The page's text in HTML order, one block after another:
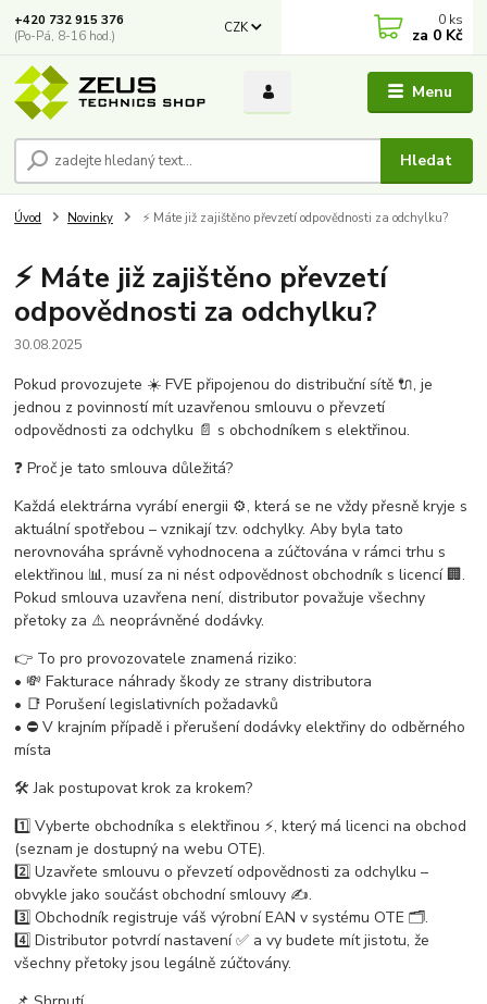
Menu
CZK
Hledat
+420 732 915 376
(Po-Pá, 8-16 hod.)
0 ks
za 0 Kč
Úvod Novinky ⚡ Máte již zajištěno převzetí odpovědnosti za odchylku?
⚡ Máte již zajištěno převzetí
odpovědnosti za odchylku?
30.08.2025
Pokud provozujete ☀️ FVE připojenou do distribuční sítě 🔌, je
jednou z povinností mít uzavřenou smlouvu o převzetí
odpovědnosti za odchylku 📄 s obchodníkem s elektřinou.
❓ Proč je tato smlouva důležitá?
Každá elektrárna vyrábí energii ⚙️, která se ne vždy přesně kryje s
aktuální spotřebou – vznikají tzv. odchylky. Aby byla tato
nerovnováha správně vyhodnocena a zúčtována v rámci trhu s
elektřinou 📊, musí za ni nést odpovědnost obchodník s licencí 🏢.
Pokud smlouva uzavřena není, distributor považuje všechny
přetoky za ⚠️ neoprávněné dodávky.
👉 To pro provozovatele znamená riziko:
• 💸 Fakturace náhrady škody ze strany distributora
• 📑 Porušení legislativních požadavků
• ⛔ V krajním případě i přerušení dodávky elektřiny do odběrného
místa
🛠 Jak postupovat krok za krokem?
1️⃣ Vyberte obchodníka s elektřinou ⚡, který má licenci na obchod
(seznam je dostupný na webu OTE).
2️⃣ Uzavřete smlouvu o převzetí odpovědnosti za odchylku –
obvykle jako součást obchodní smlouvy ✍️.
3️⃣ Obchodník registruje váš výrobní EAN v systému OTE 🗂.
4️⃣ Distributor potvrdí nastavení ✅ a vy budete mít jistotu, že
všechny přetoky jsou legálně zúčtovány.